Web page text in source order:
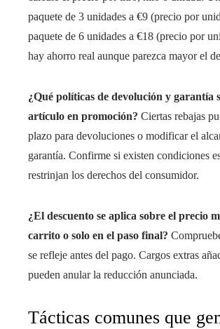
paquete de 3 unidades a €9 (precio por
paquete de 6 unidades a €18 (precio por
hay ahorro real aunque parezca mayor el
¿Qué políticas de devolución y garantía
artículo en promoción? Ciertas rebajas
plazo para devoluciones o modificar el
garantía. Confirme si existen condiciones
restrinjan los derechos del consumidor.
¿El descuento se aplica sobre el precio
carrito o solo en el paso final?
se refleje antes del pago. Cargos extras
pueden anular la reducción anunciada.
Tácticas comunes que